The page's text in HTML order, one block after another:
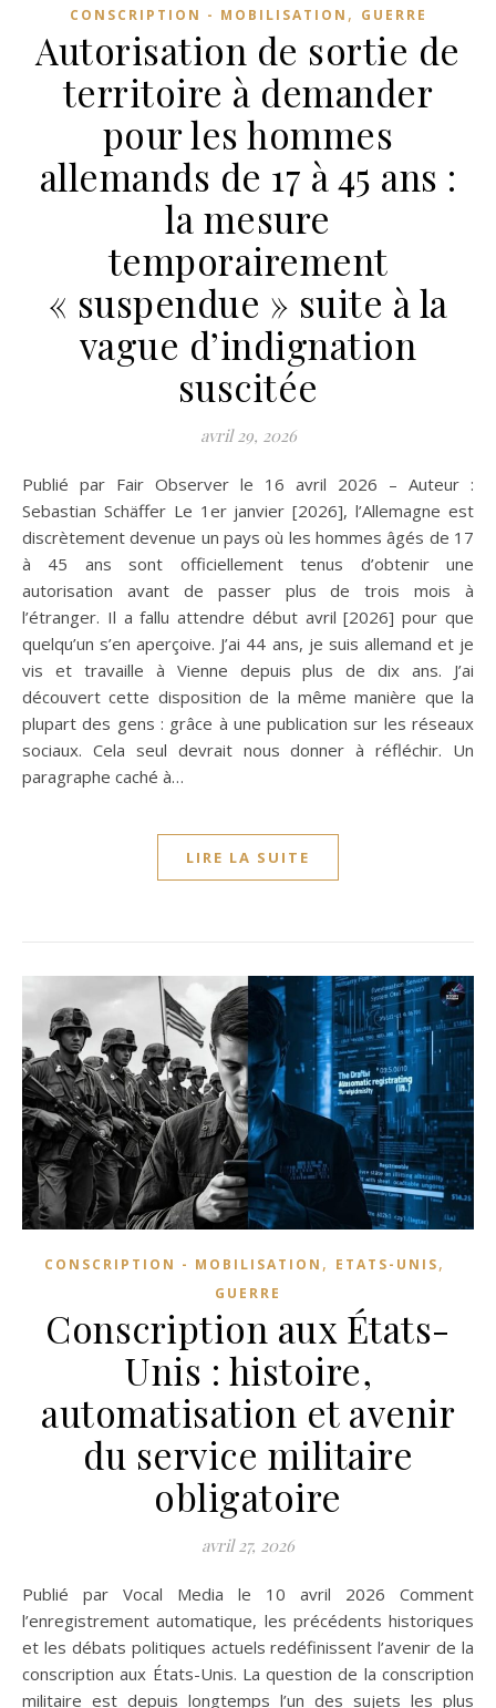
CONSCRIPTION - MOBILISATION , GUERRE
Autorisation de sortie de
territoire à demander
pour les hommes
allemands de 17 à 45 ans :
la mesure
temporairement
« suspendue » suite à la
vague d’indignation
suscitée
avril 29, 2026
Publié par Fair Observer le 16 avril 2026 – Auteur :
Sebastian Schäffer Le 1er janvier [2026], l’Allemagne est
discrètement devenue un pays où les hommes âgés de 17
à 45 ans sont officiellement tenus d’obtenir une
autorisation avant de passer plus de trois mois à
l’étranger. Il a fallu attendre début avril [2026] pour que
quelqu’un s’en aperçoive. J’ai 44 ans, je suis allemand et je
vis et travaille à Vienne depuis plus de dix ans. J’ai
découvert cette disposition de la même manière que la
plupart des gens : grâce à une publication sur les réseaux
sociaux. Cela seul devrait nous donner à réfléchir. Un
paragraphe caché à…
LIRE LA SUITE
CONSCRIPTION - MOBILISATION , ETATS-UNIS,
GUERRE
Conscription aux États-
Unis : histoire,
automatisation et avenir
du service militaire
obligatoire
avril 27, 2026
Publié par Vocal Media le 10 avril 2026 Comment
l’enregistrement automatique, les précédents historiques
et les débats politiques actuels redéfinissent l’avenir de la
conscription aux États-Unis. La question de la conscription
militaire est depuis longtemps l’un des sujets les plus